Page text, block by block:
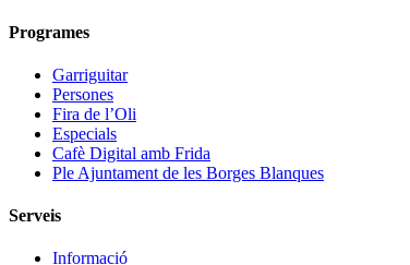
Programes
Garriguitar
Persones
Fira de l’Oli
Especials
Cafè Digital amb Frida
Ple Ajuntament de les Borges Blanques
Serveis
Informació